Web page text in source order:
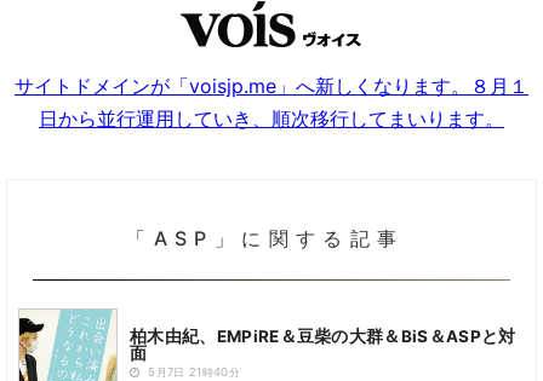
サイトドメインが「voisjp.me」へ新しくなります。８月１
日から並行運用していき、順次移行してまいります。
「ASP」に関する記事
柏木由紀、EMPiRE＆豆柴の大群＆BiS＆ASPと対
面
5月7日 21時40分